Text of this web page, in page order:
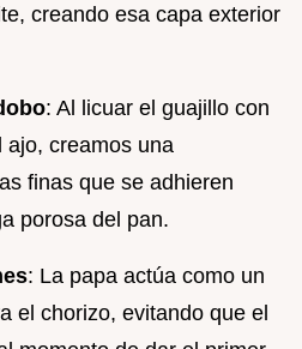
creando esa capa exterior
: Al licuar el guajillo con
ajo, creamos una
finas que se adhieren
porosa del pan.
: La papa actúa como un
el chorizo, evitando que el